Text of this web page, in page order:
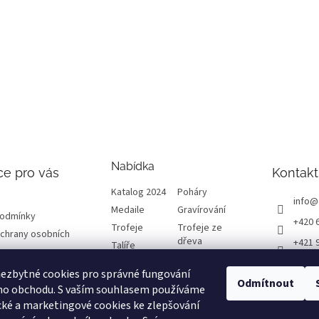
cookies pro správné fungování
obchodu. S vaším souhlasem používáme
a marketingové cookies ke zlepšování
Odmítnout
pro vás
osobních
Nabídka
Katalog 2024
Poháry
Medaile
Gravírování
Trofeje
Trofeje ze
dřeva
Talíře
Emblémy
Výprodej
Kontakt
info@
+420
+421